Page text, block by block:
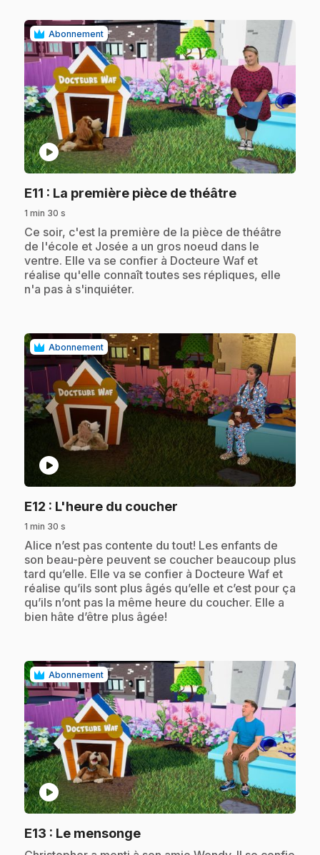
Abonnement
play_circle
E11 : La première pièce de théâtre.
1 min 30 s
.Ce soir, c'est la première de la pièce de théâtre
de l'école et Josée a un gros noeud dans le
ventre. Elle va se confier à Docteure Waf et
réalise qu'elle connaît toutes ses répliques, elle
n'a pas à s'inquiéter.
Abonnement
play_circle
E12 : L'heure du coucher
1 min 30 s
.Alice n’est pas contente du tout! Les enfants de
son beau-père peuvent se coucher beaucoup plus
tard qu’elle. Elle va se confier à Docteure Waf et
réalise qu’ils sont plus âgés qu’elle et c’est pour ça
qu’ils n’ont pas la même heure du coucher. Elle a
bien hâte d’être plus âgée!
Abonnement
play_circle
E13 : Le mensonge.